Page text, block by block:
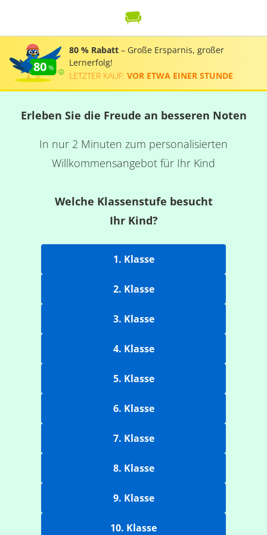
80
80 % Rabatt – Große Ersparnis, großer
Lernerfolg!
LETZTER KAUF: VOR ETWA EINER STUNDE
Erleben Sie die Freude an besseren Noten
In nur 2 Minuten zum personalisierten
Willkommensangebot für Ihr Kind
Welche Klassenstufe besucht
Ihr Kind?
1. Klasse
2. Klasse
3. Klasse
4. Klasse
5. Klasse
6. Klasse
7. Klasse
8. Klasse
9. Klasse
10. Klasse